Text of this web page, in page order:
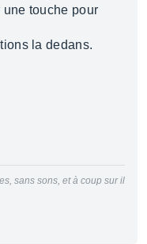
touche pour
la dedans.
sans sons, et à coup sur il